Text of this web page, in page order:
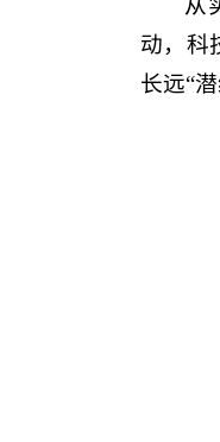
动，科
长远“